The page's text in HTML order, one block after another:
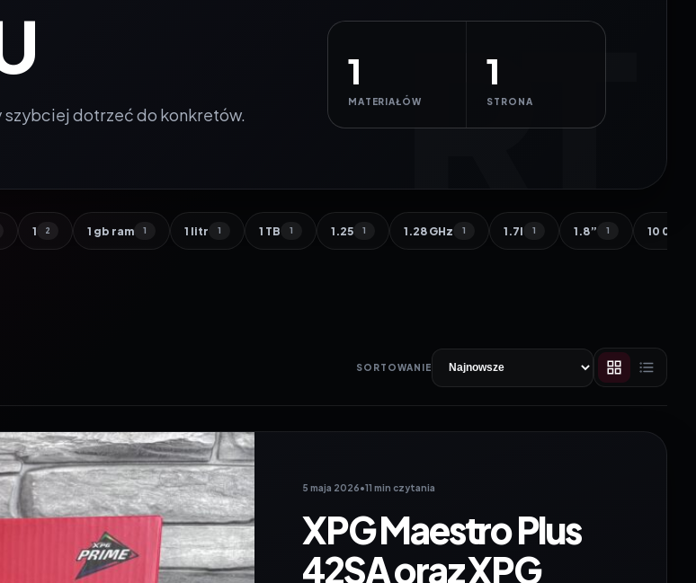
dotrzeć do konkretów.
1
MATERIAŁÓW
1
STRONA
1 2 1 gb ram 1 1 litr 1 1 TB 1 1.25 1 1.28 GHz 1 1.7l 1 1.8” 1 10 000
SORTOWANIE
5 maja 2026•11 min czytania
XPG Maestro Plus
42SA oraz XPG